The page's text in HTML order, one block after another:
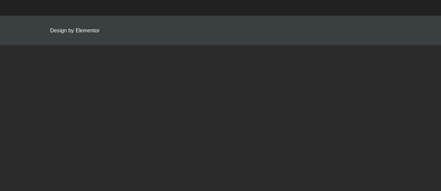
Design by Elementor